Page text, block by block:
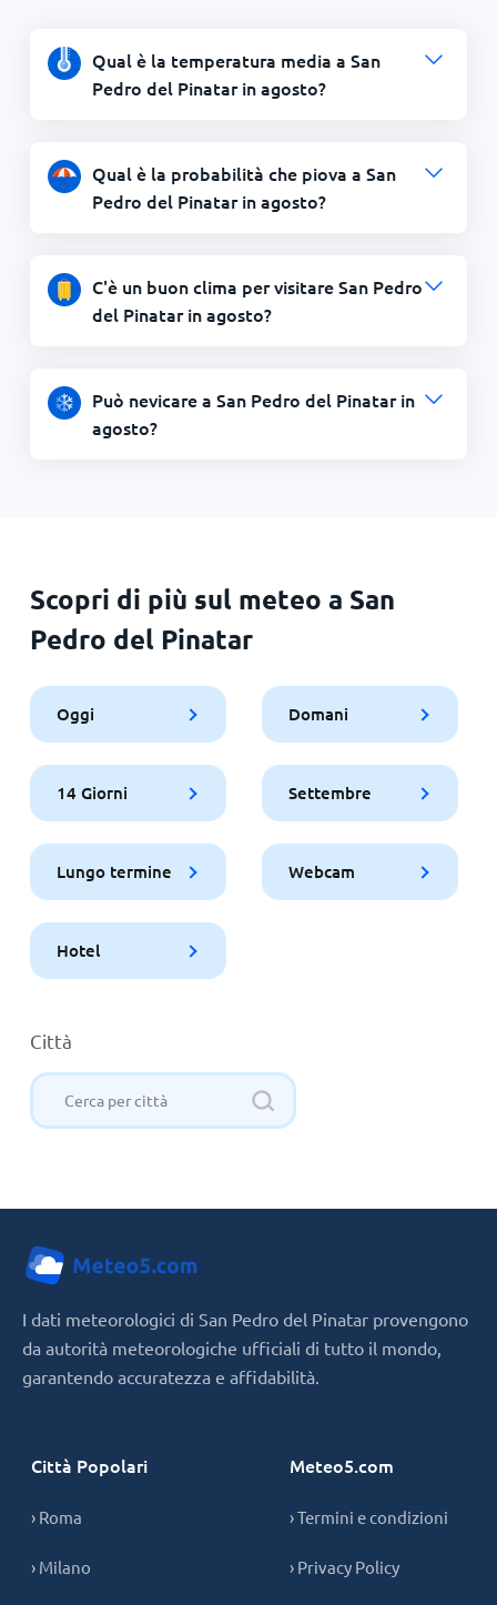
Qual è la temperatura media a San
Pedro del Pinatar in agosto?
Qual è la probabilità che piova a San
Pedro del Pinatar in agosto?
C'è un buon clima per visitare San Pedro
del Pinatar in agosto?
Può nevicare a San Pedro del Pinatar in
agosto?
Scopri di più sul meteo a San
Pedro del Pinatar
Oggi Domani
14 Giorni Settembre
Lungo termine Webcam
Hotel
Città
I dati meteorologici di San Pedro del Pinatar provengono
da autorità meteorologiche ufficiali di tutto il mondo,
garantendo accuratezza e affidabilità.
Città Popolari
› Roma
› Milano
Meteo5.com
› Termini e condizioni
› Privacy Policy